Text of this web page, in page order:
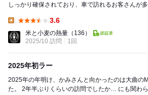
しっかり確保されており、車で訪れるお客さんが
3.6
米と小麦の熱量 （136）
2025/10 訪問
1回
2025年初ラー
2025年の年明け、かみさんと向かったのは大曲の
た。 2年半ぶりくらいの訪問でしたか… にも関わらず必ず挨拶してくれ